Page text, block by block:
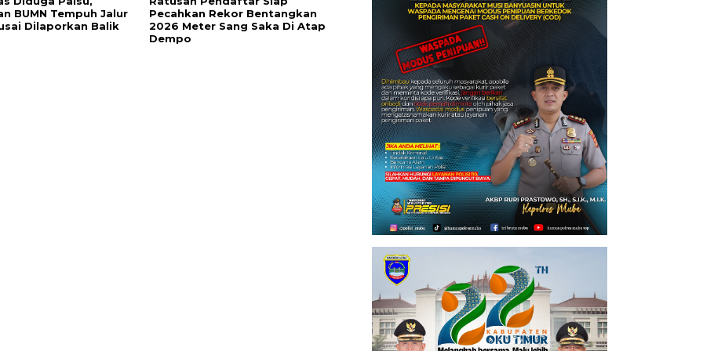
BUMN Tempuh Jalur
Dilaporkan Balik
Pecahkan Rekor Bentangkan
2026 Meter Sang Saka Di Atap
Dempo